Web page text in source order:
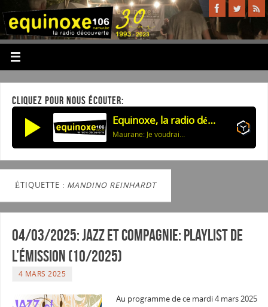
CLIQUEZ POUR NOUS ÉCOUTER:
Equinoxe, la radio découverte
Maurane: Je voudrais tout te dire (à Lou)
ÉTIQUETTE : MANDINO REINHARDT
04/03/2025: Jazz et Compagnie: Playlist de
l’émission (10/2025)
4 MARS 2025
Au programme de ce mardi 4 mars 2025